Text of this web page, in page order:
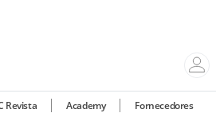
Revista Academy Fornecedores